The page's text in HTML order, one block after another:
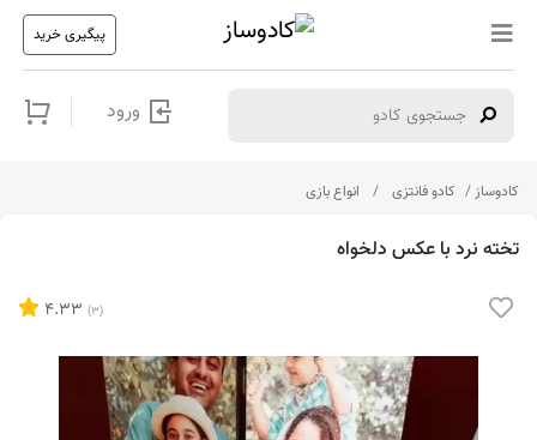
پیگیری خرید
ورود
کادوساز کادو فانتزی انواع بازی
تخته نرد با عکس دلخواه
4.33 (3)